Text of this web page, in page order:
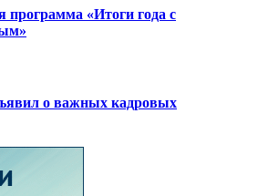
программа «Итоги года с
о важных кадровых